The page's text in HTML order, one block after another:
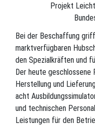
Projekt
Bei der Beschaffung
marktverfügbaren
den Spezialkräften und
Der heute
Herstellung und
acht
und technischen
Leistungen für den